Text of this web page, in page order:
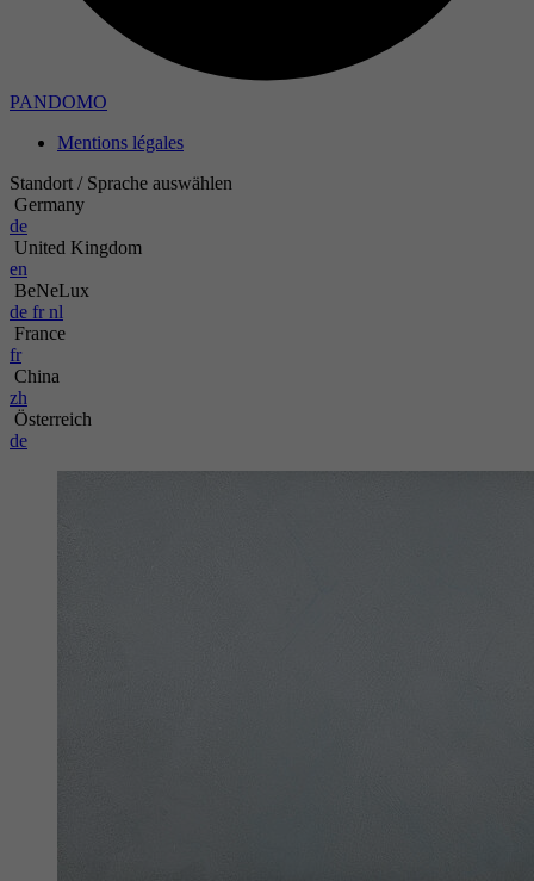
PANDOMO
Mentions légales
Standort / Sprache auswählen
Germany
de
United Kingdom
en
BeNeLux
de fr nl
France
fr
China
zh
Österreich
de